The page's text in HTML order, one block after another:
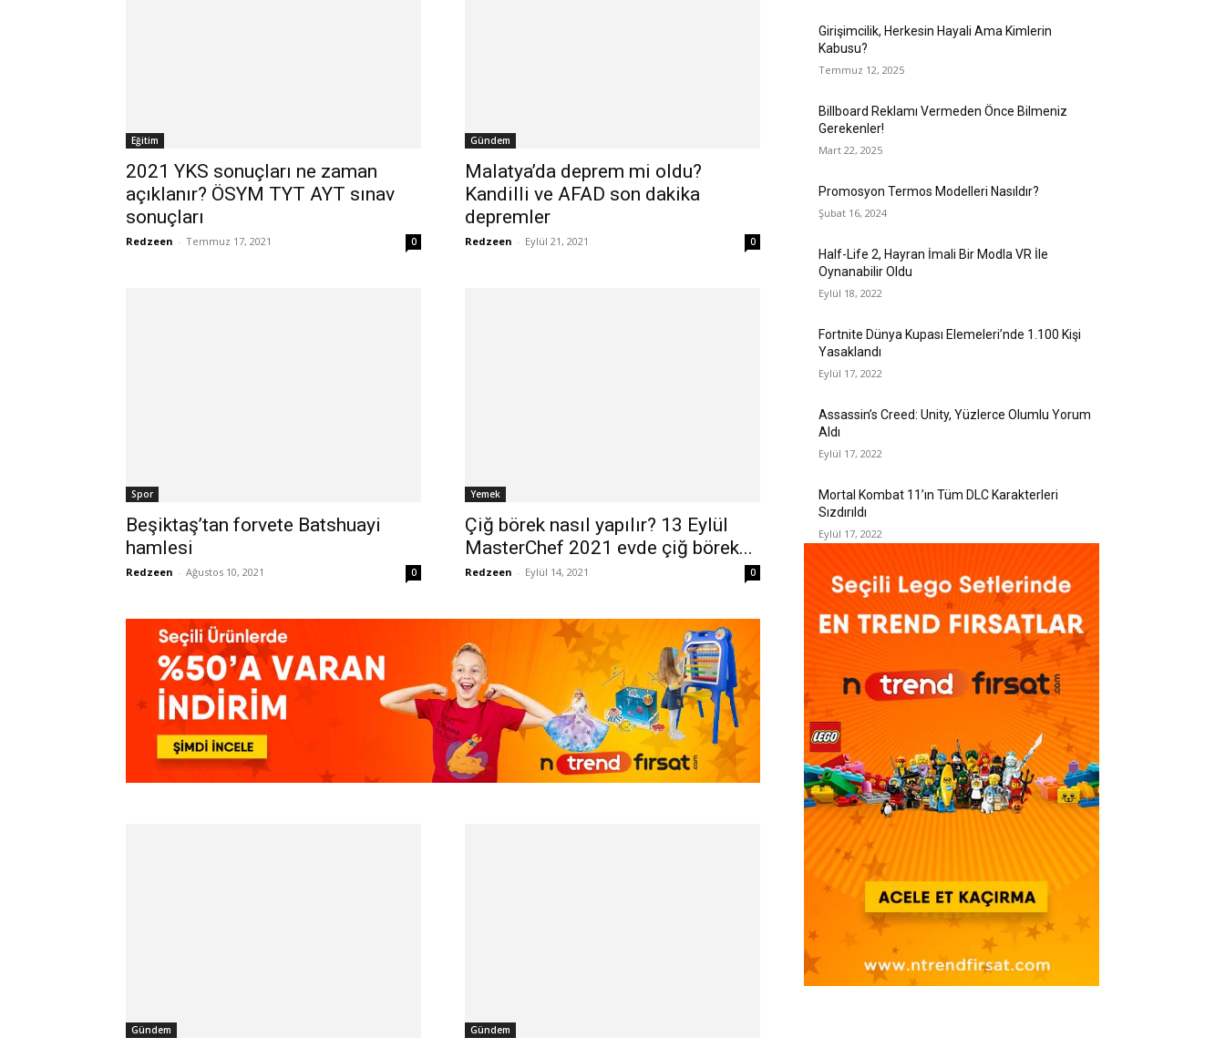
Eğitim
2021 YKS sonuçları ne zaman
açıklanır? ÖSYM TYT AYT sınav
sonuçları
Redzeen - Temmuz 17, 2021 0
Gündem
Malatya’da deprem mi oldu?
Kandilli ve AFAD son dakika
depremler
Redzeen - Eylül 21, 2021 0
Spor
Beşiktaş’tan forvete Batshuayi
hamlesi
Redzeen - Ağustos 10, 2021 0
Yemek
Çiğ börek nasıl yapılır? 13 Eylül
MasterChef 2021 evde çiğ börek...
Redzeen - Eylül 14, 2021 0
Gündem Gündem
Girişimcilik, Herkesin Hayali Ama Kimlerin
Kabusu?
Temmuz 12, 2025
Billboard Reklamı Vermeden Önce Bilmeniz
Gerekenler!
Mart 22, 2025
Promosyon Termos Modelleri Nasıldır?
Şubat 16, 2024
Half-Life 2, Hayran İmali Bir Modla VR İle
Oynanabilir Oldu
Eylül 18, 2022
Fortnite Dünya Kupası Elemeleri’nde 1.100 Kişi
Yasaklandı
Eylül 17, 2022
Assassin’s Creed: Unity, Yüzlerce Olumlu Yorum
Aldı
Eylül 17, 2022
Mortal Kombat 11’ın Tüm DLC Karakterleri
Sızdırıldı
Eylül 17, 2022